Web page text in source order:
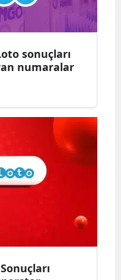
sonuçları
numaralar